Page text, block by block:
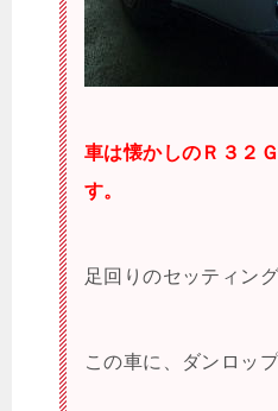
車は懐かしのＲ３２
す。
足回りのセッティン
この車に、ダンロッ